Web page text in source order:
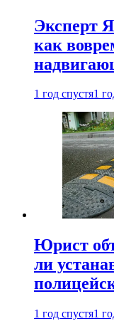
Эксперт
как
1 год спустя1
Юрист
ли
1 год спустя1